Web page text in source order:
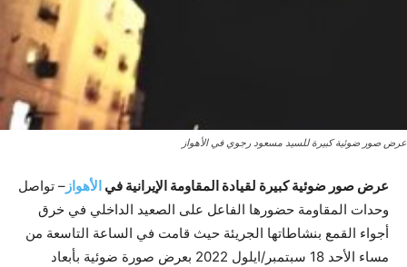
عرض صور ضوئية کبیرة للسيد مسعود رجوي في الأهواز
عرض صور ضوئية کبیرة لقیادة المقاومة الإيرانية في الأهواز – تواصل
وحدات المقاومة حضورها الفاعل على الصعيد الداخلي في خرق
أجواء القمع بنشاطاتها الجريئة حيث قامت في الساعة التاسعة من
مساء الأحد 18 سبتمبر/ايلول 2022 بعرض صورة ضوئية بأبعاد